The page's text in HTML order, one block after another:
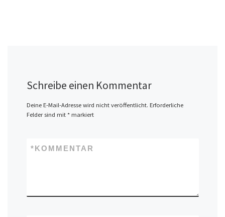
Schreibe einen Kommentar
Deine E-Mail-Adresse wird nicht veröffentlicht. Erforderliche
Felder sind mit *markiert
KOMMENTAR
*